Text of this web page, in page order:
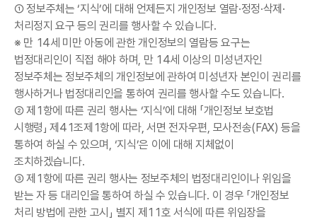
① 정보주체는 ‘지식’에 대해 언제든지 개인정보 열람·정정·삭제·
처리정지 요구 등의 권리를 행사할 수 있습니다.
※ 만 14세 미만 아동에 관한 개인정보의 열람등 요구는
법정대리인이 직접 해야 하며, 만 14세 이상의 미성년자인
정보주체는 정보주체의 개인정보에 관하여 미성년자 본인이 권리를
행사하거나 법정대리인을 통하여 권리를 행사할 수도 있습니다.
② 제1항에 따른 권리 행사는 ‘지식’에 대해 「개인정보 보호법
시행령」 제41조제1항에 따라, 서면 전자우편, 모사전송(FAX) 등을
통하여 하실 수 있으며, ‘지식’은 이에 대해 지체없이
조치하겠습니다.
③ 제1항에 따른 권리 행사는 정보주체의 법정대리인이나 위임을
받는 자 등 대리인을 통하여 하실 수 있습니다. 이 경우 「개인정보
처리 방법에 관한 고시」 별지 제11호 서식에 따른 위임장을